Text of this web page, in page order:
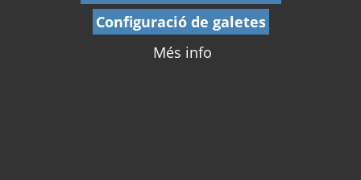
Configuració de galetes
Més info